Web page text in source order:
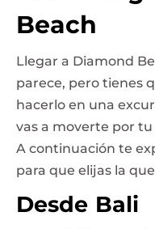
Beach
Llegar a Diamond
parece, pero tienes
hacerlo en una
vas a moverte por
A continuación te
para que elijas la
Desde Bali